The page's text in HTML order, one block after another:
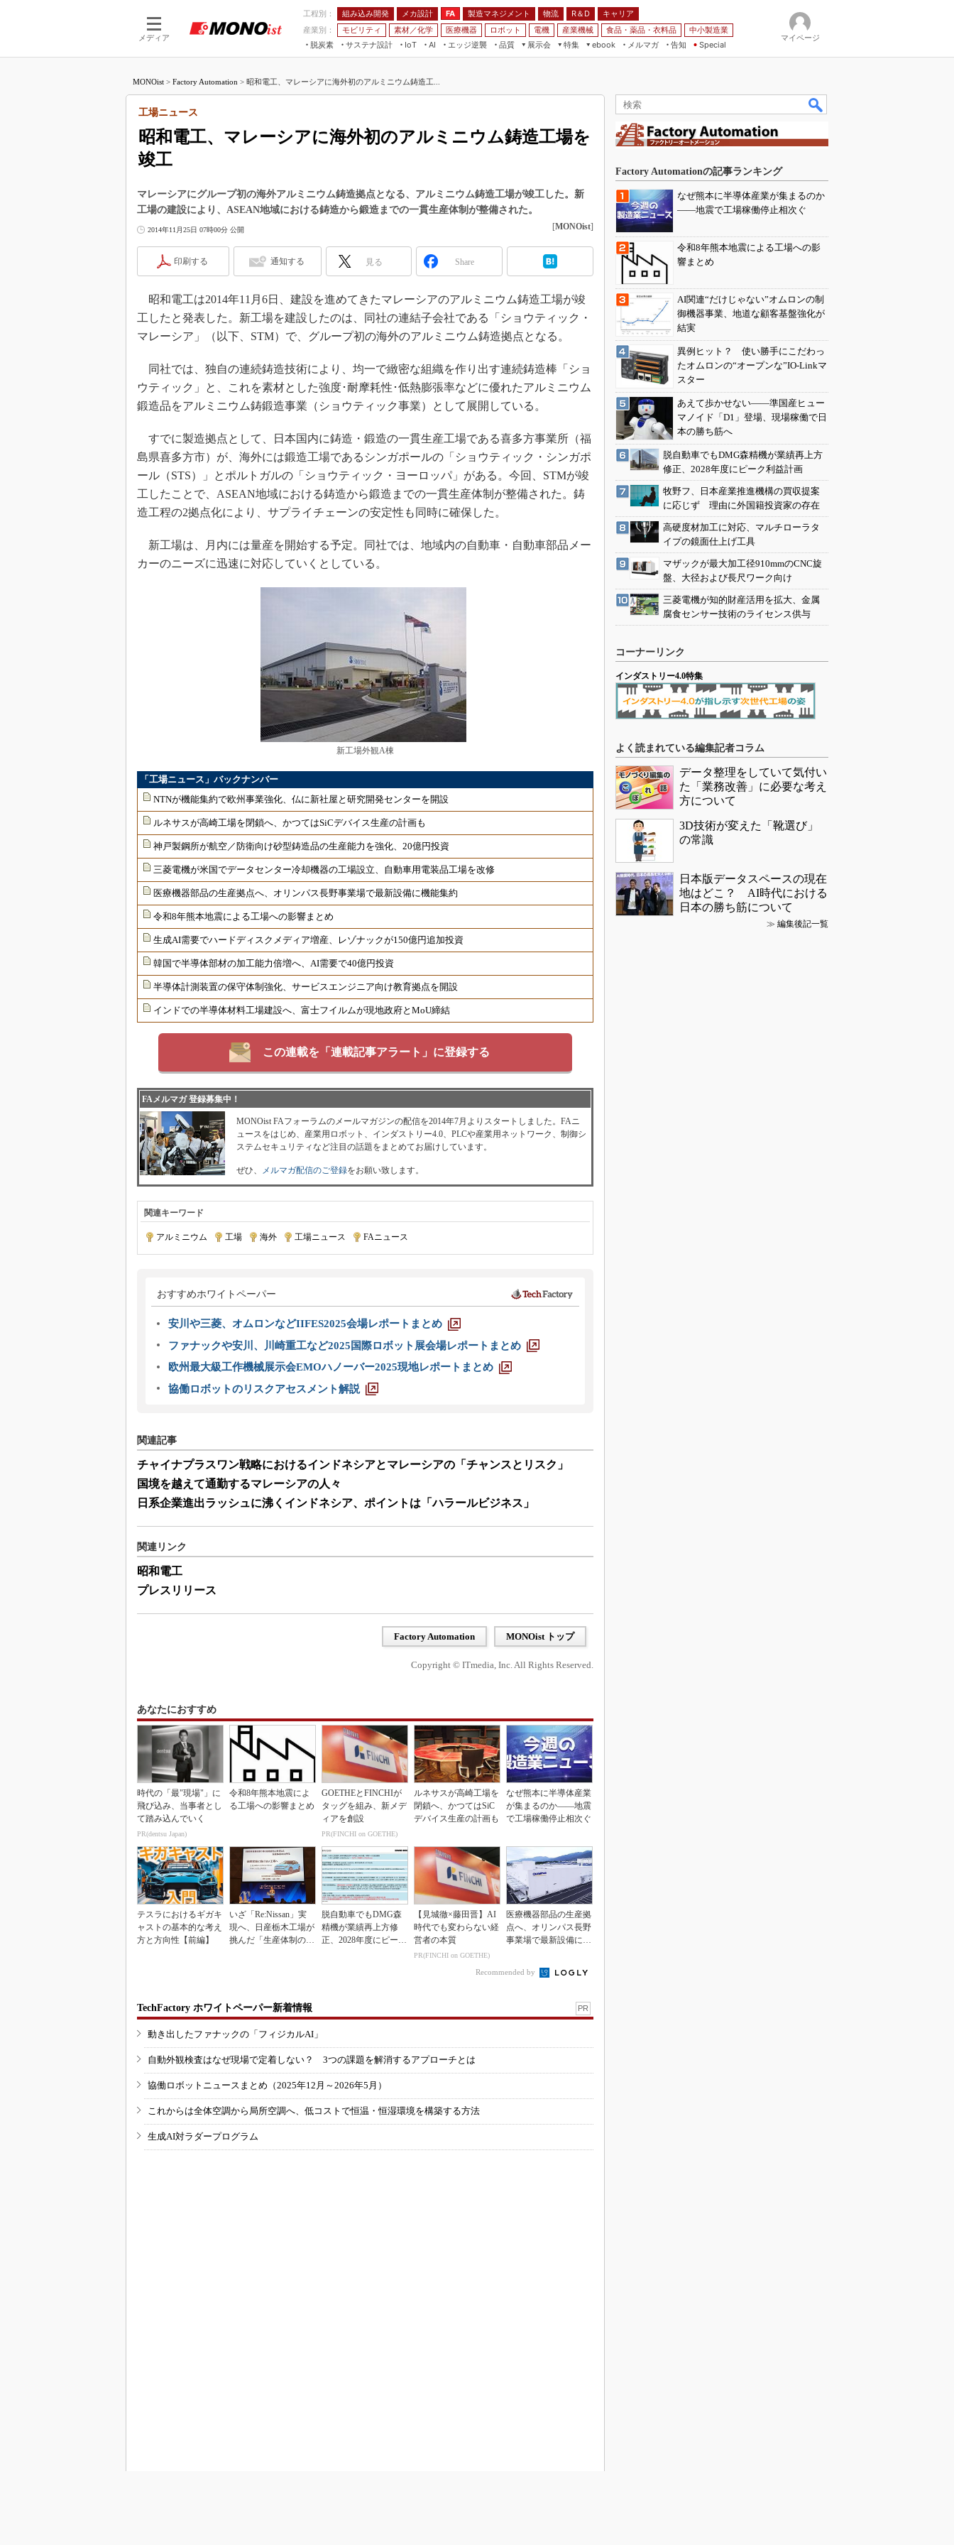
メディア
工程別： 組み込み開発 メカ設計 FA 製造マネジメント 物流 R＆D
キャリア
産業別：
モビリティ 素材／化学 医療機器 ロボット 電機 産業機械 食品・薬品・衣料品
中小製造業
脱炭素
サステナ設計
IoT
つながる工場
AI
AI×設備保全
エッジ逆襲 品質
展示会
JIMTOF
IIFES
TECHNO-FRONTIER
スマート工場EXPO
EdgeTech+
AUTOMOTIVE WORLD
産業オープンネット展
特集
つながるクルマ
組み込み画像技術
組み込みモデリング
車載ソフト開発
ISO26262
無償設計ツール
3Dプリンタ
デジタルツインとCAE
S＆OP
インダストリー4.0
イノベーション
製造業ビッグデータ
メイドインジャパン
植物工場
知財マネジメント
海外生産
グローバル設計・開発
新型コロナへの対応
ebook
メルマガ
告知 Special
マイページ
MONOist > Factory Automation > 昭和電工、マレーシアに海外初のアルミニウム鋳造工...
昭和電工、マレーシアに海外初のアルミニウム鋳造工場を
竣工
工場ニュース
マレーシアにグループ初の海外アルミニウム鋳造拠点となる、アルミニウム鋳造工場が竣工した。新
工場の建設により、ASEAN地域における鋳造から鍛造までの一貫生産体制が整備された。
2014年11月25日 07時00分 公開 [MONOist]
印刷する 通知する 見る Share
昭和電工は2014年11月6日、建設を進めてきたマレーシアのアルミニウム鋳造工場が竣
工したと発表した。新工場を建設したのは、同社の連結子会社である「ショウティック・
マレーシア」（以下、STM）で、グループ初の海外のアルミニウム鋳造拠点となる。
同社では、独自の連続鋳造技術により、均一で緻密な組織を作り出す連続鋳造棒「ショ
ウティック」と、これを素材とした強度･耐摩耗性･低熱膨張率などに優れたアルミニウム
鍛造品をアルミニウム鋳鍛造事業（ショウティック事業）として展開している。
すでに製造拠点として、日本国内に鋳造・鍛造の一貫生産工場である喜多方事業所（福
島県喜多方市）が、海外には鍛造工場であるシンガポールの「ショウティック・シンガポ
ール（STS）」とポルトガルの「ショウティック・ヨーロッパ」がある。今回、STMが竣
工したことで、ASEAN地域における鋳造から鍛造までの一貫生産体制が整備された。鋳
造工程の2拠点化により、サプライチェーンの安定性も同時に確保した。
新工場は、月内には量産を開始する予定。同社では、地域内の自動車・自動車部品メー
カーのニーズに迅速に対応していくとしている。
新工場外観A棟
「工場ニュース」バックナンバー
NTNが機能集約で欧州事業強化、仏に新社屋と研究開発センターを開設
ルネサスが高崎工場を閉鎖へ、かつてはSiCデバイス生産の計画も
神戸製鋼所が航空／防衛向け砂型鋳造品の生産能力を強化、20億円投資
三菱電機が米国でデータセンター冷却機器の工場設立、自動車用電装品工場を改修
医療機器部品の生産拠点へ、オリンパス長野事業場で最新設備に機能集約
令和8年熊本地震による工場への影響まとめ
生成AI需要でハードディスクメディア増産、レゾナックが150億円追加投資
韓国で半導体部材の加工能力倍増へ、AI需要で40億円投資
半導体計測装置の保守体制強化、サービスエンジニア向け教育拠点を開設
インドでの半導体材料工場建設へ、富士フイルムが現地政府とMoU締結
この連載を「連載記事アラート」に登録する
FAメルマガ 登録募集中！
MONOist FAフォーラムのメールマガジンの配信を2014年7月よりスタートしました。FAニ
ュースをはじめ、産業用ロボット、インダストリー4.0、PLCや産業用ネットワーク、制御シ
ステムセキュリティなど注目の話題をまとめてお届けしています。
ぜひ、 メルマガ配信のご登録をお願い致します。
関連キーワード
アルミニウム 工場 海外 工場ニュース FAニュース
おすすめホワイトペーパー
安川や三菱、オムロンなどIIFES2025会場レポートまとめ
ファナックや安川、川崎重工など2025国際ロボット展会場レポートまとめ
欧州最大級工作機械展示会EMOハノーバー2025現地レポートまとめ
協働ロボットのリスクアセスメント解説
関連記事
チャイナプラスワン戦略におけるインドネシアとマレーシアの「チャンスとリスク」
国境を越えて通勤するマレーシアの人々
日系企業進出ラッシュに沸くインドネシア、ポイントは「ハラールビジネス」
関連リンク
昭和電工
プレスリリース
Factory Automation MONOist トップ
Copyright © ITmedia, Inc. All Rights Reserved.
あなたにおすすめ
時代の「最"現場"」に
飛び込み、当事者とし
て踏み込んでいく
PR(dentsu Japan)
令和8年熊本地震によ
る工場への影響まとめ
GOETHEとFINCHIが
タッグを組み、新メデ
ィアを創設
PR(FINCHI on GOETHE)
ルネサスが高崎工場を
閉鎖へ、かつてはSiC
デバイス生産の計画も
なぜ熊本に半導体産業
が集まるのか――地震
で工場稼働停止相次ぐ
テスラにおけるギガキ
ャストの基本的な考え
方と方向性【前編】
いざ「Re:Nissan」実
現へ、日産栃木工場が
挑んだ「生産体制の比
脱自動車でもDMG森
精機が業績再上方修
正、2028年度にピーク
【見城徹×藤田晋】AI
時代でも変わらない経
営者の本質
PR(FINCHI on GOETHE)
医療機器部品の生産拠
点へ、オリンパス長野
事業場で最新設備に機
Recommended by
TechFactory ホワイトペーパー新着情報 PR
動き出したファナックの「フィジカルAI」
自動外観検査はなぜ現場で定着しない？ 3つの課題を解消するアプローチとは
協働ロボットニュースまとめ（2025年12月～2026年5月）
これからは全体空調から局所空調へ、低コストで恒温・恒湿環境を構築する方法
生成AI対ラダープログラム
Factory Automationの記事ランキング
なぜ熊本に半導体産業が集まるのか
――地震で工場稼働停止相次ぐ
令和8年熊本地震による工場への影
響まとめ
AI関連“だけじゃない”オムロンの制
御機器事業、地道な顧客基盤強化が
結実
異例ヒット？ 使い勝手にこだわっ
たオムロンの“オープンな”IO-Linkマ
スター
あえて歩かせない――準国産ヒュー
マノイド「D1」登場、現場稼働で日
本の勝ち筋へ
脱自動車でもDMG森精機が業績再上方
修正、2028年度にピーク利益計画
牧野フ、日本産業推進機構の買収提案
に応じず 理由に外国籍投資家の存在
高硬度材加工に対応、マルチローラタ
イプの鏡面仕上げ工具
マザックが最大加工径910mmのCNC旋
盤、大径および長尺ワーク向け
三菱電機が知的財産活用を拡大、金属
腐食センサー技術のライセンス供与
コーナーリンク
インダストリー4.0特集
よく読まれている編集記者コラム
データ整理をしていて気付い
た「業務改善」に必要な考え
方について
3D技術が変えた「靴選び」
の常識
日本版データスペースの現在
地はどこ？ AI時代における
日本の勝ち筋について
≫ 編集後記一覧